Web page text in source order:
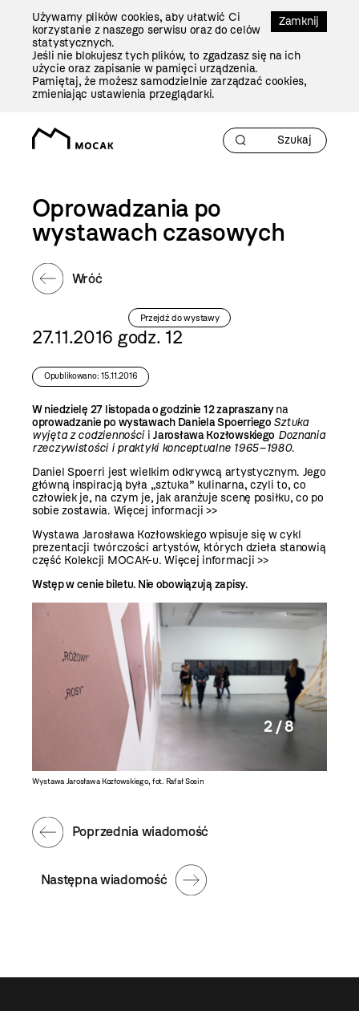
Zamknij
Używamy plików cookies, aby ułatwić Ci
korzystanie z naszego serwisu oraz do celów
statystycznych.
Jeśli nie blokujesz tych plików, to zgadzasz się na ich
użycie oraz zapisanie w pamięci urządzenia.
Pamiętaj, że możesz samodzielnie zarządzać cookies,
zmieniając ustawienia przeglądarki.
Oprowadzania po
wystawach czasowych
Wróć
Przejdź do wystawy
27.11.2016 godz. 12
Opublikowano: 15.11.2016
W niedzielę 27 listopada o godzinie 12 zapraszanyna
oprowadzanie po wystawach Daniela Spoerriego Sztuka
wyjęta z codziennościiJarosława Kozłowskiego Doznania
rzeczywistości i praktyki konceptualne 1965–1980.
Daniel Spoerri jest wielkim odkrywcą artystycznym. Jego
główną inspiracją była „sztuka” kulinarna, czyli to, co
człowiek je, na czym je, jak aranżuje scenę posiłku, co po
sobie zostawia. Więcej informacji >>
Wystawa Jarosława Kozłowskiego wpisuje się w cykl
prezentacji twórczości artystów, których dzieła stanowią
część Kolekcji MOCAK-u.Więcej informacji >>
Wstęp w cenie biletu. Nie obowiązują zapisy.
Wystawa Jarosława Kozłowskiego, fot. Rafał Sosin
2 / 8
Następna wiadomość
Poprzednia wiadomość